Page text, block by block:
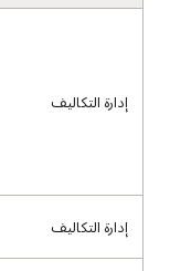
إدارة التكاليف
إدارة التكاليف